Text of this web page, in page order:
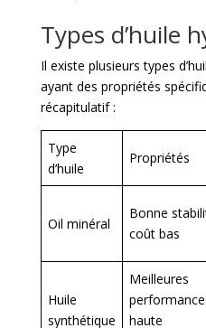
Types d’huile
Il existe plusieurs types
ayant des propriétés
récapitulatif :
Type
d’huile
Propriétés
Oil minéral
Bonne
coût bas
Huile
synthétique
Meilleures
haute